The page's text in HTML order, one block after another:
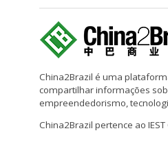
China2Brazil é uma
compartilhar informações
empreendedorismo,
China2Brazil pertence ao IEST